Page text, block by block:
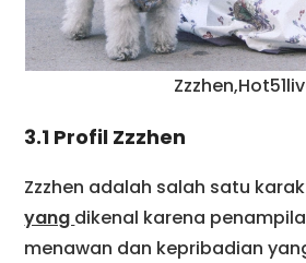
3.1 Profil Zzzhen
Zzzhen adalah salah satu
yang dikenal karena
menawan dan kepribadian